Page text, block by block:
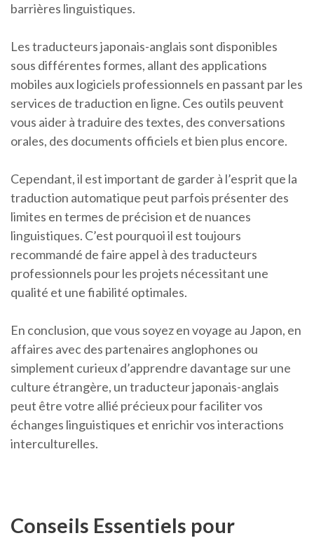
barrières linguistiques.
Les traducteurs japonais-anglais sont disponibles
sous différentes formes, allant des applications
mobiles aux logiciels professionnels en passant par les
services de traduction en ligne. Ces outils peuvent
vous aider à traduire des textes, des conversations
orales, des documents officiels et bien plus encore.
Cependant, il est important de garder à l’esprit que la
traduction automatique peut parfois présenter des
limites en termes de précision et de nuances
linguistiques. C’est pourquoi il est toujours
recommandé de faire appel à des traducteurs
professionnels pour les projets nécessitant une
qualité et une fiabilité optimales.
En conclusion, que vous soyez en voyage au Japon, en
affaires avec des partenaires anglophones ou
simplement curieux d’apprendre davantage sur une
culture étrangère, un traducteur japonais-anglais
peut être votre allié précieux pour faciliter vos
échanges linguistiques et enrichir vos interactions
interculturelles.
Conseils Essentiels pour